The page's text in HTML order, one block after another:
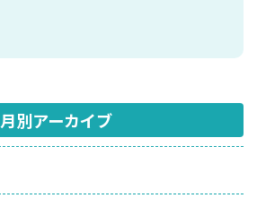
月別アーカイブ